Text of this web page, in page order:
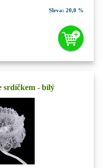
Sleva: 20,0 %
srdíčkem - bílý